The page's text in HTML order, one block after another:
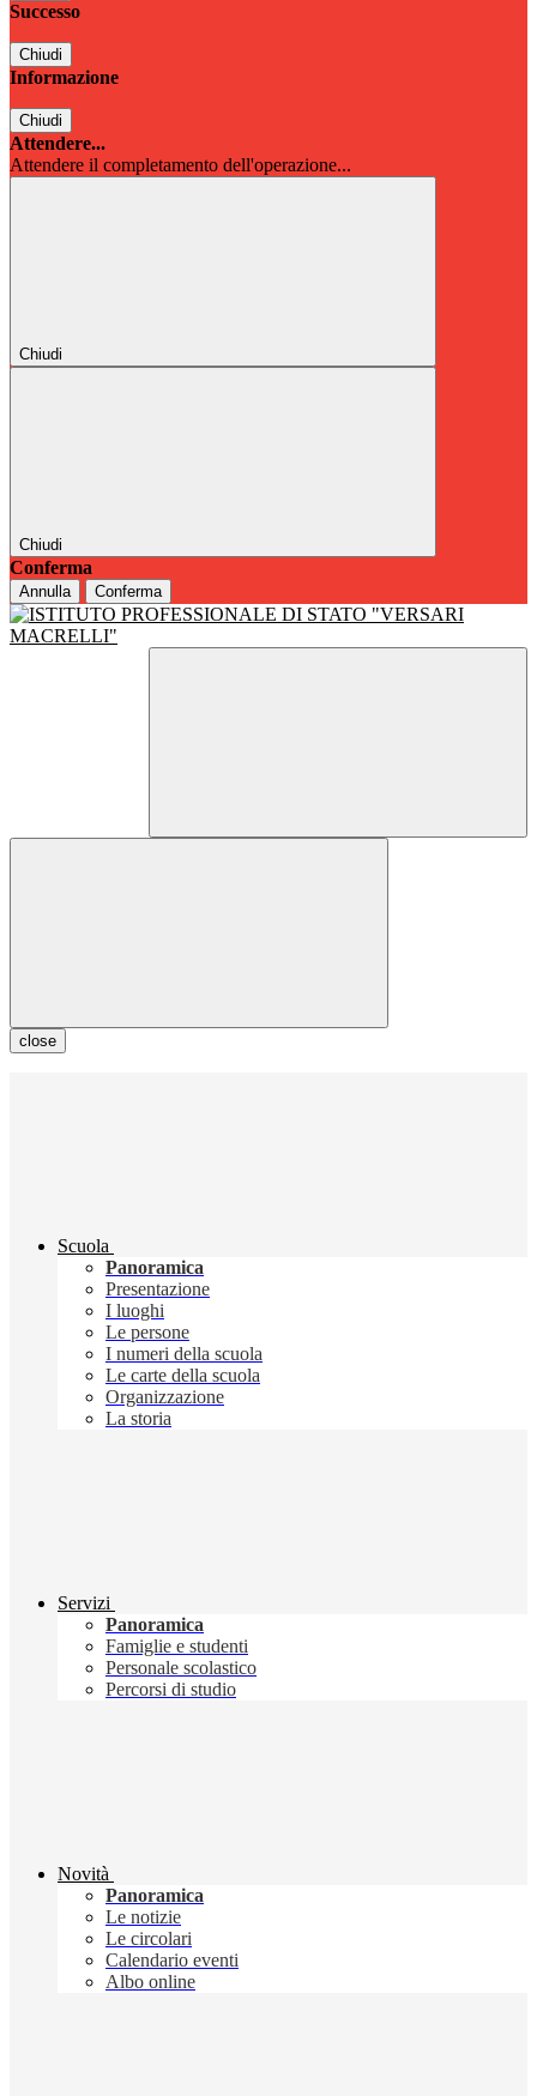
Successo
Chiudi
Informazione
Chiudi
Attendere...
Attendere il completamento dell'operazione...
Chiudi
Chiudi
Conferma
Annulla Conferma
close
Scuola
Panoramica
Presentazione
I luoghi
Le persone
I numeri della scuola
Le carte della scuola
Organizzazione
La storia
Servizi
Panoramica
Famiglie e studenti
Personale scolastico
Percorsi di studio
Novità
Panoramica
Le notizie
Le circolari
Calendario eventi
Albo online